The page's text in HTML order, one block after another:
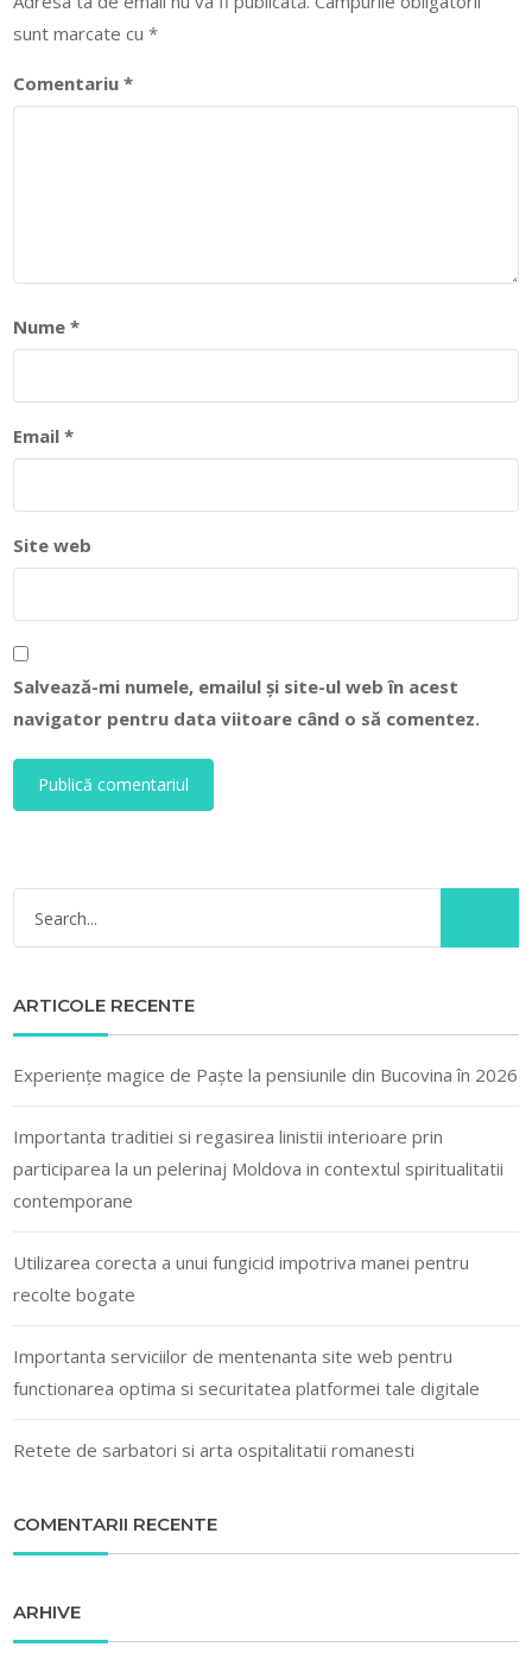
sunt marcate cu*
Comentariu*
Nume*
Email*
Site web
Salvează-mi numele, emailul și site-ul web în acest
navigator pentru data viitoare când o să comentez.
ARTICOLE RECENTE
Experiențe magice de Paște la pensiunile din Bucovina în 2026
Importanta traditiei si regasirea linistii interioare prin
participarea la un pelerinaj Moldova in contextul spiritualitatii
contemporane
Utilizarea corecta a unui fungicid impotriva manei pentru
recolte bogate
Importanta serviciilor de mentenanta site web pentru
functionarea optima si securitatea platformei tale digitale
Retete de sarbatori si arta ospitalitatii romanesti
COMENTARII RECENTE
ARHIVE